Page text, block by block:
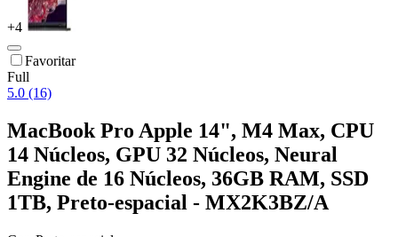
+4
Favoritar
Full
5.0 (16)
MacBook Pro Apple 14", M4 Max, CPU
14 Núcleos, GPU 32 Núcleos, Neural
Engine de 16 Núcleos, 36GB RAM, SSD
1TB, Preto-espacial - MX2K3BZ/A